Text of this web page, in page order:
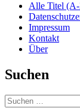
Alle Titel
Impressum
Kontakt
Über
Suchen
Suchen